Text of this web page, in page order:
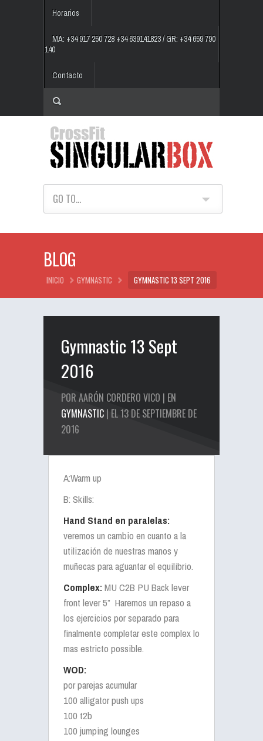
Horarios
MA: +34 917 250 728 +34 639141823 / GR: +34 659 790
140
Contacto
GO TO...
BLOG
INICIO GYMNASTIC GYMNASTIC 13 SEPT 2016
Gymnastic 13 Sept
2016
POR AARÓN CORDERO VICO | EN
GYMNASTIC | EL 13 DE SEPTIEMBRE DE
2016
A:Warm up
B: Skills:
Hand Stand en paralelas:
veremos un cambio en cuanto a la
utilización de nuestras manos y
muñecas para aguantar el equilibrio.
Complex:MU C2B PU Back lever
front lever 5” Haremos un repaso a
los ejercicios por separado para
finalmente completar este complex lo
mas estricto possible.
WOD:
por parejas acumular
100 alligator push ups
100 t2b
100 jumping lounges